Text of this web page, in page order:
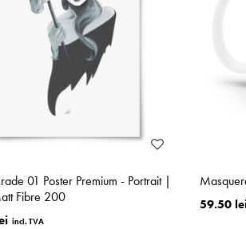
01 Poster Premium - Portrait |
Fibre 200
59.50